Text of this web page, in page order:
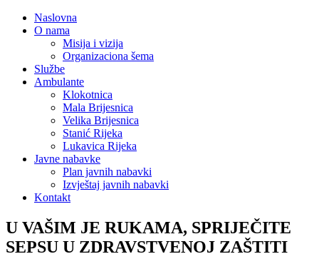
Naslovna
O nama
Misija i vizija
Organizaciona šema
Službe
Ambulante
Klokotnica
Mala Brijesnica
Velika Brijesnica
Stanić Rijeka
Lukavica Rijeka
Javne nabavke
Plan javnih nabavki
Izvještaj javnih nabavki
Kontakt
U VAŠIM JE RUKAMA, SPRIJEČITE
SEPSU U ZDRAVSTVENOJ ZAŠTITI